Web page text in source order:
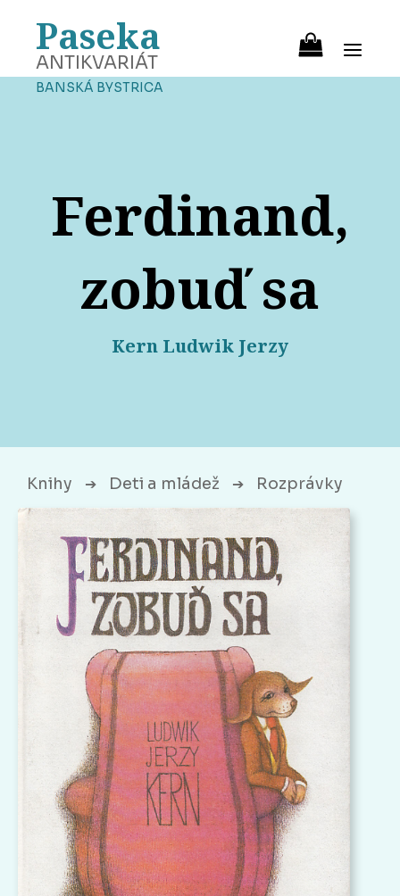
Paseka
ANTIKVARIÁT
BANSKÁ BYSTRICA
Ferdinand,
zobuď sa
Kern Ludwik Jerzy
Knihy ➔ Deti a mládež ➔ Rozprávky